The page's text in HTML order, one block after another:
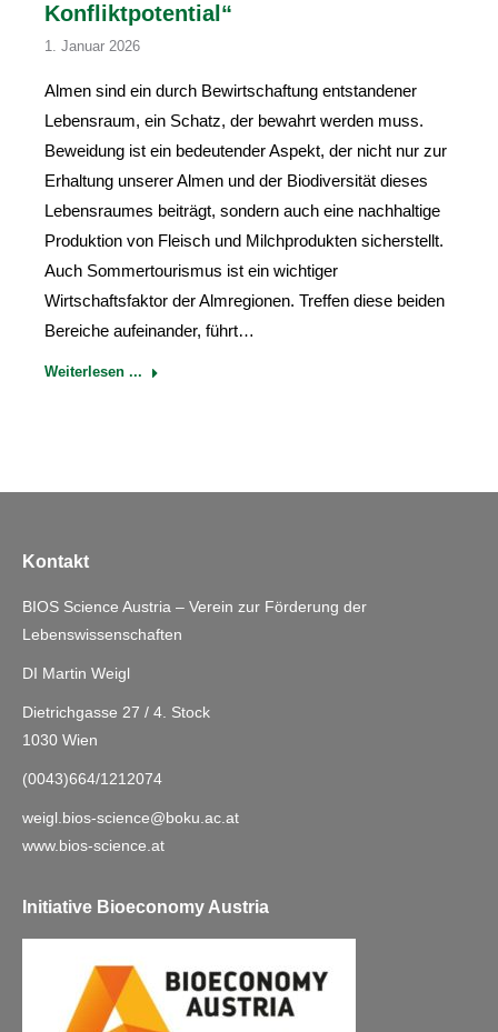
Konfliktpotential“
1. Januar 2026
Almen sind ein durch Bewirtschaftung entstandener
Lebensraum, ein Schatz, der bewahrt werden muss.
Beweidung ist ein bedeutender Aspekt, der nicht nur zur
Erhaltung unserer Almen und der Biodiversität dieses
Lebensraumes beiträgt, sondern auch eine nachhaltige
Produktion von Fleisch und Milchprodukten sicherstellt.
Auch Sommertourismus ist ein wichtiger
Wirtschaftsfaktor der Almregionen. Treffen diese beiden
Bereiche aufeinander, führt…
Weiterlesen ...
Kontakt
BIOS Science Austria – Verein zur Förderung der
Lebenswissenschaften
DI Martin Weigl
Dietrichgasse 27 / 4. Stock
1030 Wien
(0043)664/1212074
weigl.bios-science@boku.ac.at
www.bios-science.at
Initiative Bioeconomy Austria